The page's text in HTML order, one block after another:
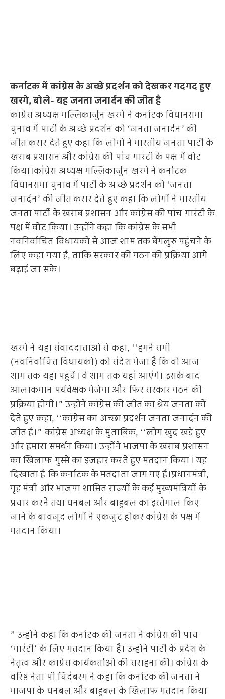
कर्नाटक में कांग्रेस के अच्छे प्रदर्शन को देखकर गदगद हुए
खरगे, बोले- यह जनता जनार्दन की जीत है
कांग्रेस अध्यक्ष मल्लिकार्जुन खरगे ने कर्नाटक विधानसभा
चुनाव में पार्टी के अच्छे प्रदर्शन को ‘जनता जनार्दन’ की
जीत करार देते हुए कहा कि लोगों ने भारतीय जनता पार्टी के
खराब प्रशासन और कांग्रेस की पांच गारंटी के पक्ष में वोट
किया।कांग्रेस अध्यक्ष मल्लिकार्जुन खरगे ने कर्नाटक
विधानसभा चुनाव में पार्टी के अच्छे प्रदर्शन को ‘जनता
जनार्दन’ की जीत करार देते हुए कहा कि लोगों ने भारतीय
जनता पार्टी के खराब प्रशासन और कांग्रेस की पांच गारंटी के
पक्ष में वोट किया। उन्होंने कहा कि कांग्रेस के सभी
नवनिर्वाचित विधायकों से आज शाम तक बेंगलुरु पहुंचने के
लिए कहा गया है, ताकि सरकार की गठन की प्रक्रिया आगे
बढ़ाई जा सके।
खरगे ने यहां संवाददाताओं से कहा, ‘‘हमने सभी
(नवनिर्वाचित विधायकों) को संदेश भेजा है कि वो आज
शाम तक यहां पहुंचें। वे शाम तक यहां आएंगे। इसके बाद
आलाकमान पर्यवेक्षक भेजेगा और फिर सरकार गठन की
प्रक्रिया होगी।” उन्होंने कांग्रेस की जीत का श्रेय जनता को
देते हुए कहा, ‘‘कांग्रेस का अच्छा प्रदर्शन जनता जनार्दन की
जीत है।” कांग्रेस अध्यक्ष के मुताबिक, ‘‘लोग खुद खड़े हुए
और हमारा समर्थन किया। उन्होंने भाजपा के खराब प्रशासन
का खिलाफ गुस्से का इजहार करते हुए मतदान किया। यह
दिखाता है कि कर्नाटक के मतदाता जाग गए हैं।प्रधानमंत्री,
गृह मंत्री और भाजपा शासित राज्यों के कई मुख्यमंत्रियों के
प्रचार करने तथा धनबल और बाहुबल का इस्तेमाल किए
जाने के बावजूद लोगों ने एकजुट होकर कांग्रेस के पक्ष में
मतदान किया।
” उन्होंने कहा कि कर्नाटक की जनता ने कांग्रेस की पांच
‘गारंटी’ के लिए मतदान किया है। उन्होंने पार्टी के प्रदेश के
नेतृत्व और कांग्रेस कार्यकर्ताओं की सराहना की। कांग्रेस के
वरिष्ठ नेता पी चिदंबरम ने कहा कि कर्नाटक की जनता ने
भाजपा के धनबल और बाहुबल के खिलाफ मतदान किया